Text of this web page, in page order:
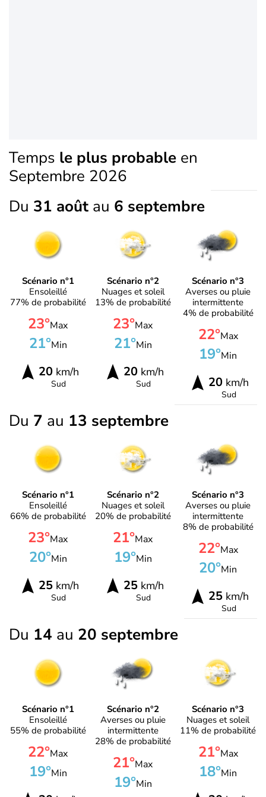
Temps le plus probable en
Septembre 2026
Du 31 août au 6 septembre
Scénario n°1
Ensoleillé
77% de probabilité
23°Max
21°Min
20km/h
Sud
Scénario n°2
Nuages et soleil
13% de probabilité
23°Max
21°Min
20km/h
Sud
Scénario n°3
Averses ou pluie
intermittente
4% de probabilité
22°Max
19°Min
20 km/h
Sud
Du 7 au 13 septembre
Scénario n°1
Ensoleillé
66% de probabilité
23°Max
20°Min
25km/h
Sud
Scénario n°2
Nuages et soleil
20% de probabilité
21°Max
19°Min
25km/h
Sud
Scénario n°3
Averses ou pluie
intermittente
8% de probabilité
22°Max
20°Min
25 km/h
Sud
Du 14 au 20 septembre
Scénario n°1
Ensoleillé
55% de probabilité
22°Max
19°Min
Scénario n°2
Averses ou pluie
intermittente
28% de probabilité
21°Max
19°Min
Scénario n°3
Nuages et soleil
11% de probabilité
21°Max
18°Min